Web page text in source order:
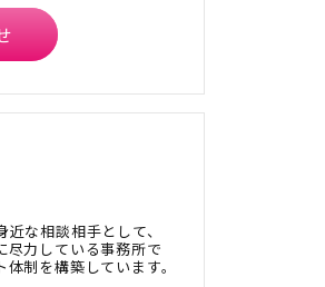
な相談相手として、
尽力している事務所で
制を構築しています。